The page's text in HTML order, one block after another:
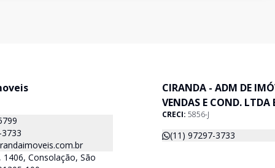
1406, Consolação, São
CIRANDA - ADM DE
VENDAS E COND. LTDA
CRECI: 5856-J
(11) 97297-3733